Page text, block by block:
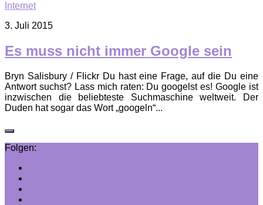
Internet
3. Juli 2015
Es muss nicht immer Google sein
Bryn Salisbury / Flickr Du hast eine Frage, auf die Du eine
Antwort suchst? Lass mich raten: Du googelst es! Google ist
inzwischen die beliebteste Suchmaschine weltweit. Der
Duden hat sogar das Wort „googeln“...
Folgen: